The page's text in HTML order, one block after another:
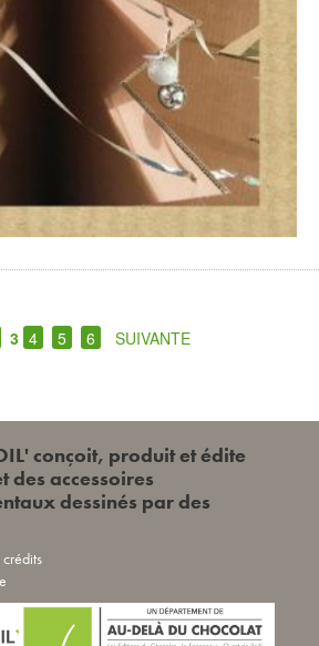
3 4 5 6 SUIVANTE
conçoit, produit et édite
des accessoires
dessinés par des